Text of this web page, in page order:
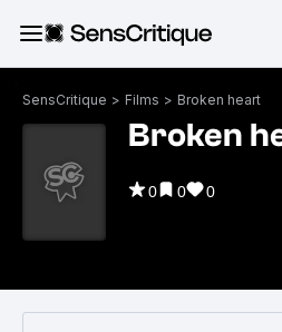
SensCritique > Films > Broken heart
Broken
0 0 0